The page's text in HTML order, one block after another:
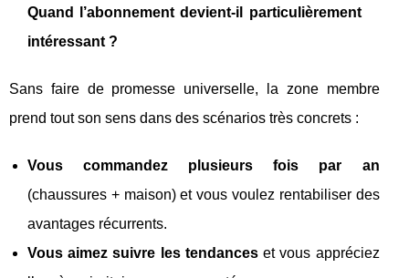
Quand l’abonnement devient-il particulièrement
intéressant ?
Sans faire de promesse universelle, la zone membre
prend tout son sens dans des scénarios très concrets :
Vous commandez plusieurs fois par an
(chaussures + maison) et vous voulez rentabiliser des
avantages récurrents.
Vous aimez suivre les tendanceset vous appréciez